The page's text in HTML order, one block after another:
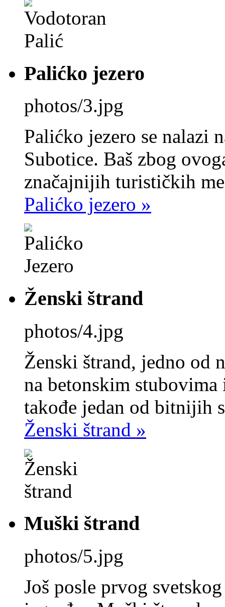
Palićko jezero
photos/3.jpg
Palićko jezero se nalazi
Subotice. Baš zbog
značajnijih turističkih
Palićko jezero »
Ženski štrand
photos/4.jpg
Ženski štrand, jedno od
na betonskim stubovima
takođe jedan od bitnijih
Ženski štrand »
Muški štrand
photos/5.jpg
Još posle prvog